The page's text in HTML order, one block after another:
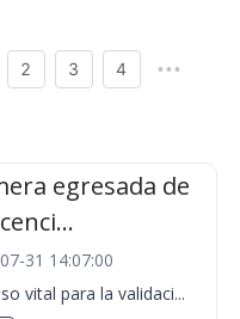
2 3 4 •••
egresada de
31 14:07:00
vital para la validaci...